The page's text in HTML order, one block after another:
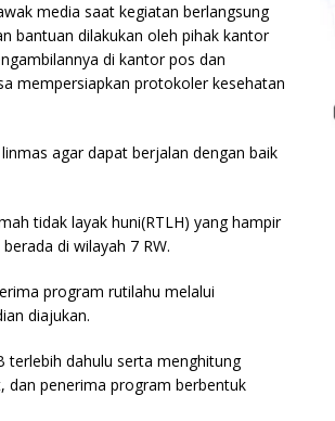
media saat kegiatan berlangsung
bantuan dilakukan oleh pihak kantor
di kantor pos dan
mempersiapkan protokoler kesehatan
agar dapat berjalan dengan baik
tidak layak huni(RTLH) yang hampir
di wilayah 7 RW.
program rutilahu melalui
diajukan.
terlebih dahulu serta menghitung
dan penerima program berbentuk